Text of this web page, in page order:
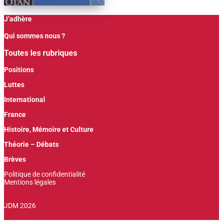
J’adhère
Qui sommes nous ?
Toutes les rubriques
Positions
Luttes
International
France
Histoire, Mémoire et Culture
Théorie – Débats
Brèves
Politique de confidentialité
Mentions légales
JDM 2026